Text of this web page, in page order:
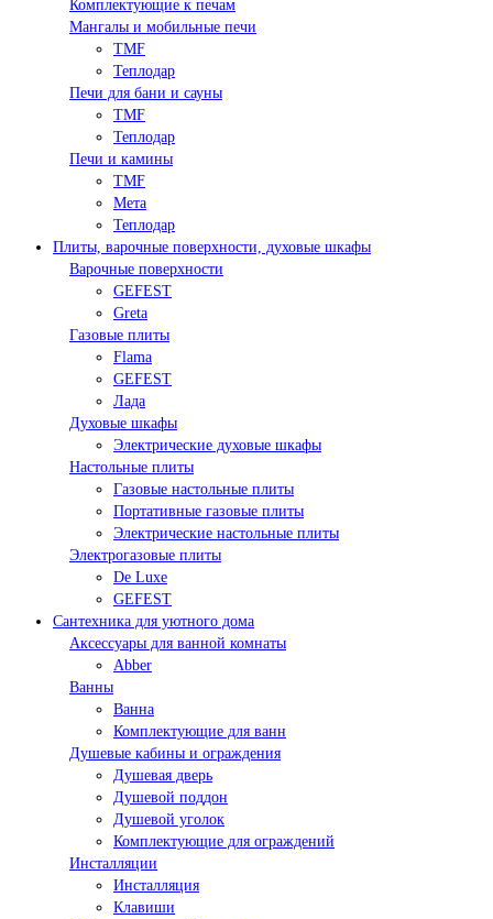
Комплектующие к печам
Мангалы и мобильные печи
TMF
Теплодар
Печи для бани и сауны
TMF
Теплодар
Печи и камины
TMF
Мета
Теплодар
Плиты, варочные поверхности, духовые шкафы
Варочные поверхности
GEFEST
Greta
Газовые плиты
Flama
GEFEST
Лада
Духовые шкафы
Электрические духовые шкафы
Настольные плиты
Газовые настольные плиты
Портативные газовые плиты
Электрические настольные плиты
Электрогазовые плиты
De Luxe
GEFEST
Сантехника для уютного дома
Аксессуары для ванной комнаты
Abber
Ванны
Ванна
Комплектующие для ванн
Душевые кабины и ограждения
Душевая дверь
Душевой поддон
Душевой уголок
Комплектующие для ограждений
Инсталляции
Инсталляция
Клавиши